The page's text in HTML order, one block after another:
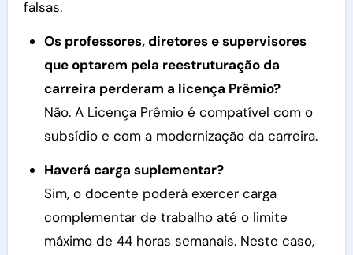
falsas.
Os professores, diretores e supervisores
que optarem pela reestruturação da
carreira perderam a licença Prêmio?
Não. A Licença Prêmio é compatível com o
subsídio e com a modernização da carreira.
Haverá carga suplementar?
Sim, o docente poderá exercer carga
complementar de trabalho até o limite
máximo de 44 horas semanais. Neste caso,